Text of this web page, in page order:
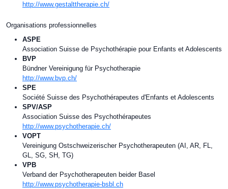
http://www.gestalttherapie.ch/
Organisations professionnelles
ASPE
Association Suisse de Psychothérapie pour Enfants et Adolescents
BVP
Bündner Vereinigung für Psychotherapie
http://www.bvp.ch/
SPE
Société Suisse des Psychothérapeutes d'Enfants et Adolescents
SPV/ASP
Association Suisse des Psychothérapeutes
http://www.psychotherapie.ch/
VOPT
Vereinigung Ostschweizerischer Psychotherapeuten (AI, AR, FL,
GL, SG, SH, TG)
VPB
Verband der Psychotherapeuten beider Basel
http://www.psychotherapie-bsbl.ch